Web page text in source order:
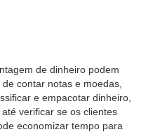
de dinheiro podem
contar notas e moedas,
e empacotar dinheiro,
verificar se os clientes
economizar tempo para